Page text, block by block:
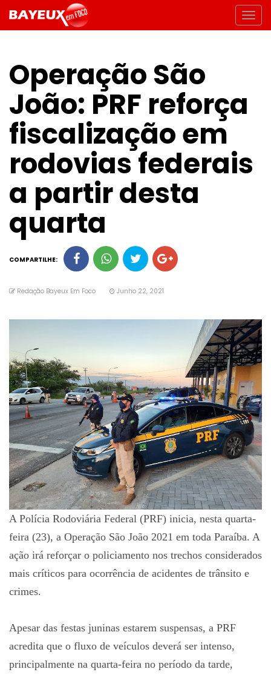
Operação São
João: PRF reforça
fiscalização em
rodovias federais
a partir desta
quarta
COMPARTILHE:
Redação Bayeux Em Foco Junho 22, 2021
A Polícia Rodoviária Federal (PRF) inicia, nesta quarta-
feira (23), a Operação São João 2021 em toda Paraíba. A
ação irá reforçar o policiamento nos trechos considerados
mais críticos para ocorrência de acidentes de trânsito e
crimes.
Apesar das festas juninas estarem suspensas, a PRF
acredita que o fluxo de veículos deverá ser intenso,
principalmente na quarta-feira no período da tarde,